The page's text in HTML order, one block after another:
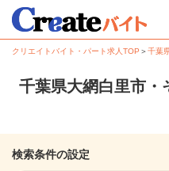
クリエイトバイト・パート求人TOP ＞千葉
千葉県大網白里市・
検索条件の設定